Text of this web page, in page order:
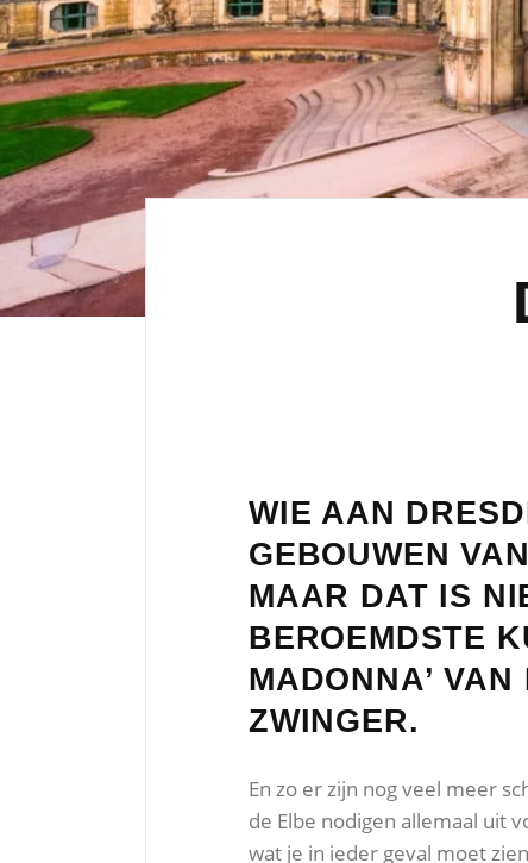
WIE AAN
GEBOUWEN
MAAR DAT IS
BEROEMDSTE
MADONNA’
ZWINGER.
En zo er zijn nog veel meer
de Elbe nodigen allemaal uit
wat je in ieder geval moet